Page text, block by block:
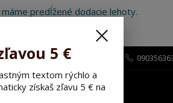
predĺžené dodacie lehoty.
Hľadať
5 €
textom rýchlo a
získaš zľavu 5 € na